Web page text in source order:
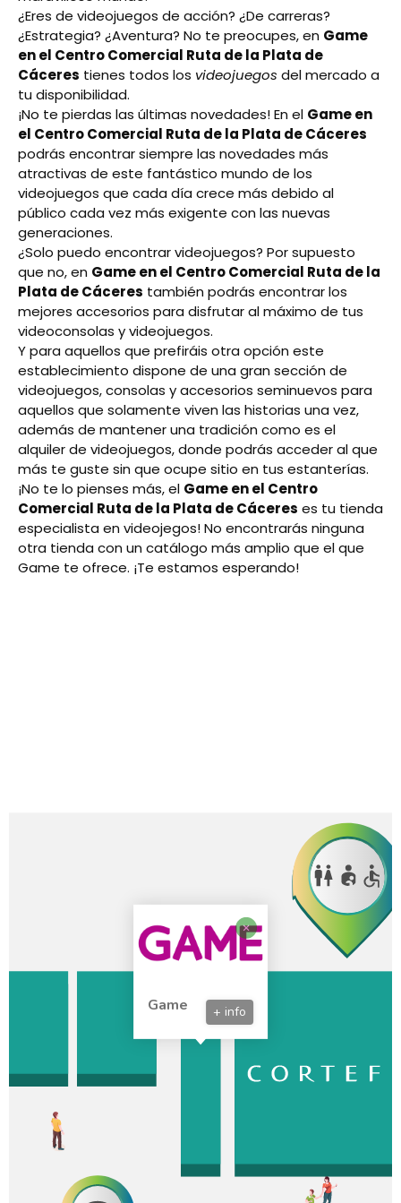
¿Eres de videojuegos de acción? ¿De carreras?
¿Estrategia? ¿Aventura? No te preocupes, en Game
en el Centro Comercial Ruta de la Plata de
Cáceres tienes todos los videojuegos del mercado a
tu disponibilidad.
¡No te pierdas las últimas novedades! En el Game en
el Centro Comercial Ruta de la Plata de Cáceres
podrás encontrar siempre las novedades más
atractivas de este fantástico mundo de los
videojuegos que cada día crece más debido al
público cada vez más exigente con las nuevas
generaciones.
¿Solo puedo encontrar videojuegos? Por supuesto
que no, en Game en el Centro Comercial Ruta de la
Plata de Cáceres también podrás encontrar los
mejores accesorios para disfrutar al máximo de tus
videoconsolas y videojuegos.
Y para aquellos que prefiráis otra opción este
establecimiento dispone de una gran sección de
videojuegos, consolas y accesorios seminuevos para
aquellos que solamente viven las historias una vez,
además de mantener una tradición como es el
alquiler de videojuegos, donde podrás acceder al que
más te guste sin que ocupe sitio en tus estanterías.
¡No te lo pienses más, el Game en el Centro
Comercial Ruta de la Plata de Cáceres es tu tienda
especialista en videojegos! No encontrarás ninguna
otra tienda con un catálogo más amplio que el que
Game te ofrece. ¡Te estamos esperando!
Game + info